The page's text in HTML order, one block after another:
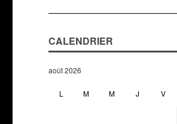
CALENDRIER
août 2026
L M M J V